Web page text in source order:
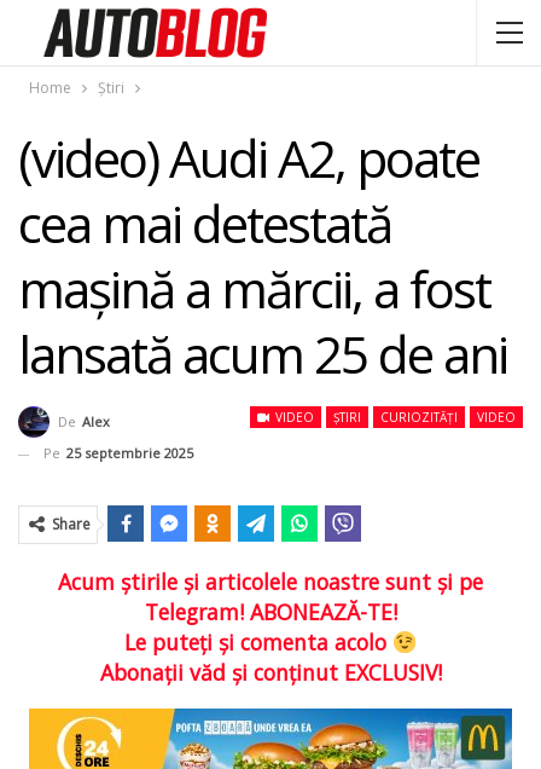
Home Știri
(video) Audi A2, poate
cea mai detestată
mașină a mărcii, a fost
lansată acum 25 de ani
VIDEO ȘTIRI CURIOZITĂȚI VIDEO
De Alex
Pe 25 septembrie 2025
Share
Acum ştirile şi articolele noastre sunt şi pe
Telegram! ABONEAZĂ-TE!
Le puteţi şi comenta acolo
Abonaţii văd şi conţinut EXCLUSIV!